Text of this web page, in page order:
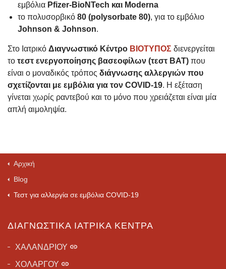
εμβόλια Pfizer-BioNTech και Μoderna
το πολυσορβικό 80 (polysorbate 80), για το εμβόλιο
Johnson & Johnson.
Στο Ιατρικό Διαγνωστικό Κέντρο ΒΙΟΤΥΠΟΣ διενεργείται
το τεστ ενεργοποίησης βασεοφίλων (τεστ BAT) που
είναι ο μοναδικός τρόπος διάγνωσης αλλεργιών που
σχετίζονται με εμβόλια για τον COVID-19. Η εξέταση
γίνεται χωρίς ραντεβού και το μόνο που χρειάζεται είναι μία
απλή αιμοληψία.
Αρχική
Blog
Τεστ για αλλεργία σε εμβόλια COVID-19
ΔΙΑΓΝΩΣΤΙΚΆ ΙΑΤΡΙΚΆ ΚΈΝΤΡΑ
ΧΑΛΑΝΔΡΙΟΥ
ΧΟΛΑΡΓΟΥ